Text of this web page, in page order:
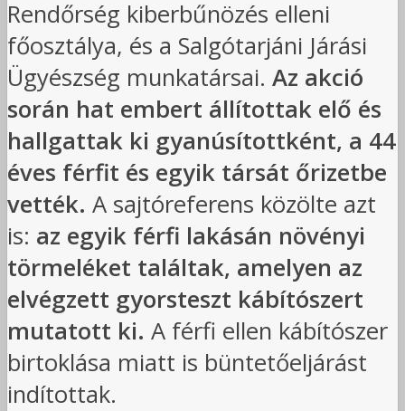
Rendőrség kiberbűnözés elleni
főosztálya, és a Salgótarjáni Járási
Ügyészség munkatársai. Az akció
során hat embert állítottak elő és
hallgattak ki gyanúsítottként, a 44
éves férfit és egyik társát őrizetbe
vették. A sajtóreferens közölte azt
is: az egyik férfi lakásán növényi
törmeléket találtak, amelyen az
elvégzett gyorsteszt kábítószert
mutatott ki. A férfi ellen kábítószer
birtoklása miatt is büntetőeljárást
indítottak.